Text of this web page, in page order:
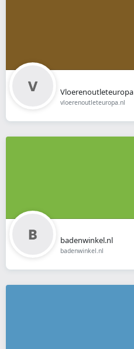
Vloerenoutleteuropa
vloerenoutleteuropa.nl
badenwinkel.nl
badenwinkel.nl